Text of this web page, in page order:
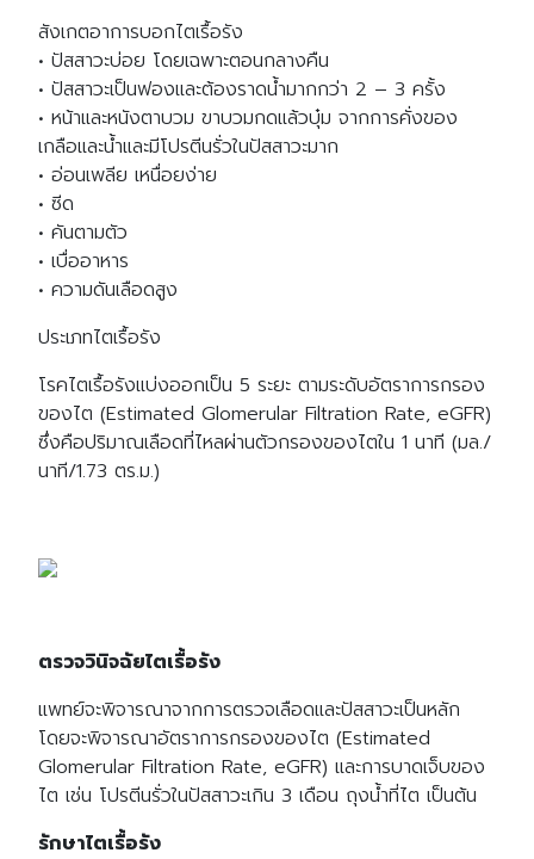
สังเกตอาการบอกไตเรื้อรัง
• ปัสสาวะบ่อย โดยเฉพาะตอนกลางคืน
• ปัสสาวะเป็นฟองและต้องราดน้ำมากกว่า 2 – 3 ครั้ง
• หน้าและหนังตาบวม ขาบวมกดแล้วบุ๋ม จากการคั่งของ
เกลือและน้ำและมีโปรตีนรั่วในปัสสาวะมาก
• อ่อนเพลีย เหนื่อยง่าย
• ซีด
• คันตามตัว
• เบื่ออาหาร
• ความดันเลือดสูง
ประเภทไตเรื้อรัง
โรคไตเรื้อรังแบ่งออกเป็น 5 ระยะ ตามระดับอัตราการกรอง
ของไต (Estimated Glomerular Filtration Rate, eGFR)
ซึ่งคือปริมาณเลือดที่ไหลผ่านตัวกรองของไตใน 1 นาที (มล./
นาที/1.73 ตร.ม.)
ตรวจวินิจฉัยไตเรื้อรัง
แพทย์จะพิจารณาจากการตรวจเลือดและปัสสาวะเป็นหลัก
โดยจะพิจารณาอัตราการกรองของไต (Estimated
Glomerular Filtration Rate, eGFR) และการบาดเจ็บของ
ไต เช่น โปรตีนรั่วในปัสสาวะเกิน 3 เดือน ถุงน้ำที่ไต เป็นต้น
รักษาไตเรื้อรัง